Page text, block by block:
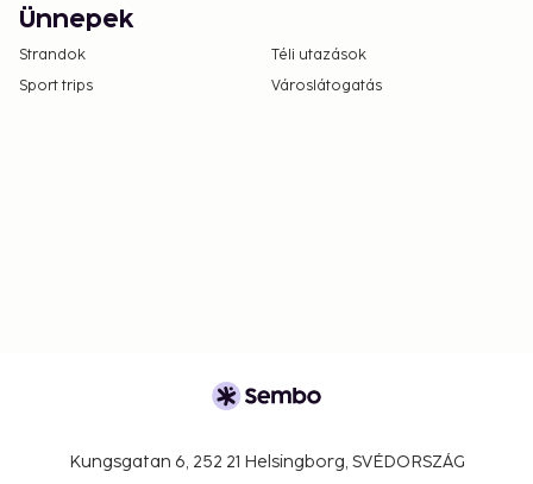
Ünnepek
Strandok
Téli utazások
Sport trips
Városlátogatás
Kungsgatan 6, 252 21 Helsingborg, SVÉDORSZÁG